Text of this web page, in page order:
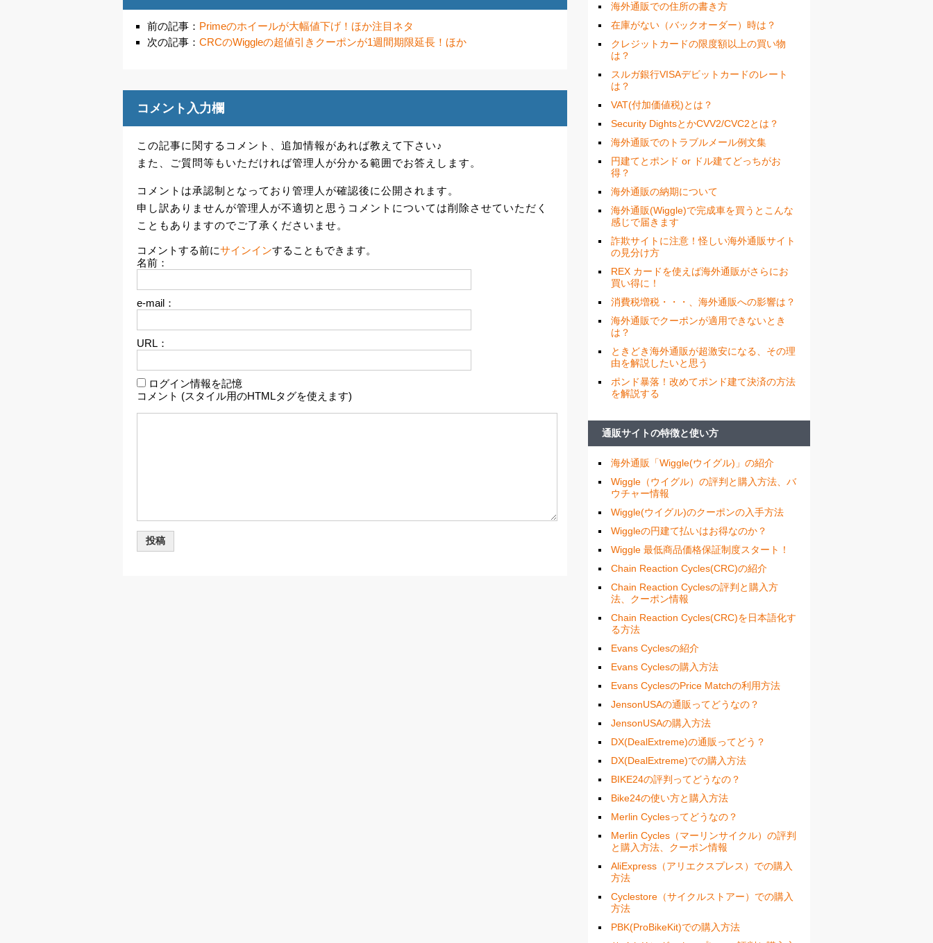
前の記事： Primeのホイールが大幅値下げ！ほか注目ネタ
次の記事： CRCのWiggleの超値引きクーポンが1週間期限延長！ほか
コメント入力欄
この記事に関するコメント、追加情報があれば教えて下さい♪
また、ご質問等もいただければ管理人が分かる範囲でお答えします。
コメントは承認制となっており管理人が確認後に公開されます。
申し訳ありませんが管理人が不適切と思うコメントについては削除させていただく
こともありますのでご了承くださいませ。
コメントする前にサインインすることもできます。
名前：
e-mail：
URL：
ログイン情報を記憶
コメント (スタイル用のHTMLタグを使えます)
海外通販での住所の書き方
在庫がない（バックオーダー）時は？
クレジットカードの限度額以上の買い物
は？
スルガ銀行VISAデビットカードのレート
は？
VAT(付加価値税)とは？
Security DightsとかCVV2/CVC2とは？
海外通販でのトラブルメール例文集
円建てとポンド or ドル建てどっちがお
得？
海外通販の納期について
海外通販(Wiggle)で完成車を買うとこんな
感じで届きます
詐欺サイトに注意！怪しい海外通販サイト
の見分け方
REX カードを使えば海外通販がさらにお
買い得に！
消費税増税・・・、海外通販への影響は？
海外通販でクーポンが適用できないとき
は？
ときどき海外通販が超激安になる、その理
由を解説したいと思う
ポンド暴落！改めてポンド建て決済の方法
を解説する
通販サイトの特徴と使い方
海外通販「Wiggle(ウイグル)」の紹介
Wiggle（ウイグル）の評判と購入方法、バ
ウチャー情報
Wiggle(ウイグル)のクーポンの入手方法
Wiggleの円建て払いはお得なのか？
Wiggle 最低商品価格保証制度スタート！
Chain Reaction Cycles(CRC)の紹介
Chain Reaction Cyclesの評判と購入方
法、クーポン情報
Chain Reaction Cycles(CRC)を日本語化す
る方法
Evans Cyclesの紹介
Evans Cyclesの購入方法
Evans CyclesのPrice Matchの利用方法
JensonUSAの通販ってどうなの？
JensonUSAの購入方法
DX(DealExtreme)の通販ってどう？
DX(DealExtreme)での購入方法
BIKE24の評判ってどうなの？
Bike24の使い方と購入方法
Merlin Cyclesってどうなの？
Merlin Cycles（マーリンサイクル）の評判
と購入方法、クーポン情報
AliExpress（アリエクスプレス）での購入
方法
Cyclestore（サイクルストアー）での購入
方法
PBK(ProBikeKit)での購入方法